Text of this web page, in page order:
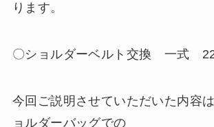
ります。
〇ショルダーベルト交換 一式
今回ご説明させていただいた内容
ョルダーバッグでの